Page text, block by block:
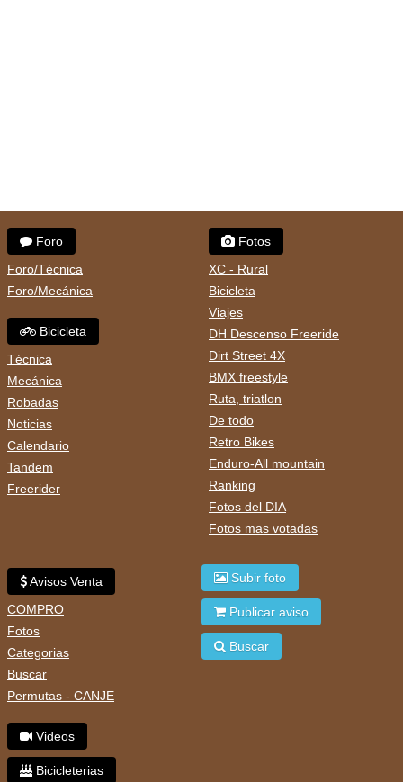
Foro
Foro/Técnica
Foro/Mecánica
Bicicleta
Técnica
Mecánica
Robadas
Noticias
Calendario
Tandem
Freerider
Fotos
XC - Rural
Bicicleta
Viajes
DH Descenso Freeride
Dirt Street 4X
BMX freestyle
Ruta, triatlon
De todo
Retro Bikes
Enduro-All mountain
Ranking
Fotos del DIA
Fotos mas votadas
Avisos Venta
COMPRO
Fotos
Categorias
Buscar
Permutas - CANJE
Videos
Bicicleterias
Subir foto
Publicar aviso
Buscar